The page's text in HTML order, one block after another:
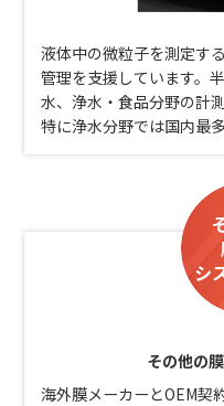
液体中の微粒子を測定す
管理を支援しています。
水、浄水・食品分野の計
特に浄水分野では国内最
シ
その他の
海外膜メーカーとOEM契